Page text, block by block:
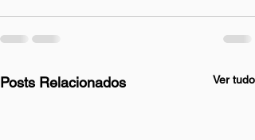
Posts Relacionados Ver tudo